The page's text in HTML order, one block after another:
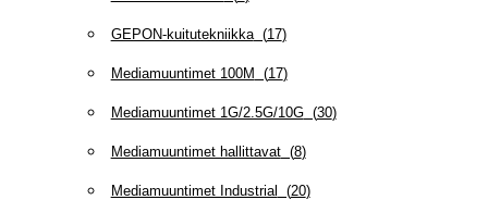
GEPON-kuitutekniikka(17)
Mediamuuntimet 100M (17)
Mediamuuntimet 1G/2.5G/10G(30)
Mediamuuntimet hallittavat(8)
Mediamuuntimet Industrial (20)